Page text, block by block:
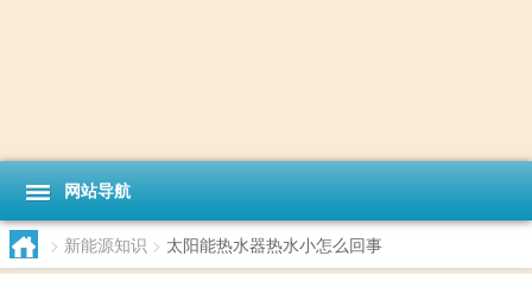
网站导航
> 新能源知识 > 太阳能热水器热水小怎么回事